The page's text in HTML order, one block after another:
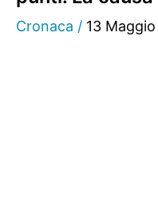
Cronaca / 13